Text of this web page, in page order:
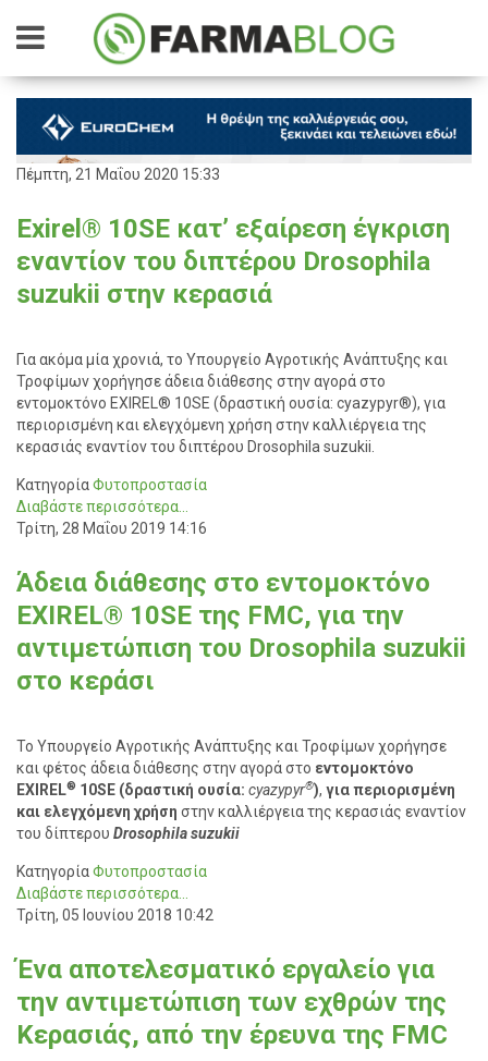
Πέμπτη, 21 Μαΐου 2020 15:33
Exirel® 10SE κατ’ εξαίρεση έγκριση
εναντίον του διπτέρου Drosophila
suzukii στην κερασιά
Για ακόμα μία χρονιά, το Υπουργείο Αγροτικής Ανάπτυξης και
Τροφίμων χορήγησε άδεια διάθεσης στην αγορά στο
εντομοκτόνο EXIREL® 10SE (δραστική ουσία: cyazypyr®), για
περιορισμένη και ελεγχόμενη χρήση στην καλλιέργεια της
κερασιάς εναντίον του διπτέρου Drosophila suzukii.
ΚατηγορίαΦυτοπροστασία
Διαβάστε περισσότερα...
Τρίτη, 28 Μαΐου 2019 14:16
Άδεια διάθεσης στο εντομοκτόνο
EXIREL® 10SE της FMC, για την
αντιμετώπιση του Drosophila suzukii
στο κεράσι
Το Υπουργείο Αγροτικής Ανάπτυξης και Τροφίμων χορήγησε
και φέτος άδεια διάθεσης στην αγορά στο εντομοκτόνο
EXIREL® 10SE (δραστική ουσία: cyazypyr®), για περιορισμένη
και ελεγχόμενη χρήση στην καλλιέργεια της κερασιάς εναντίον
του δίπτερου Drosophilasuzukii
ΚατηγορίαΦυτοπροστασία
Διαβάστε περισσότερα...
Τρίτη, 05 Ιουνίου 2018 10:42
Ένα αποτελεσματικό εργαλείο για
την αντιμετώπιση των εχθρών της
Κερασιάς, από την έρευνα της FMC